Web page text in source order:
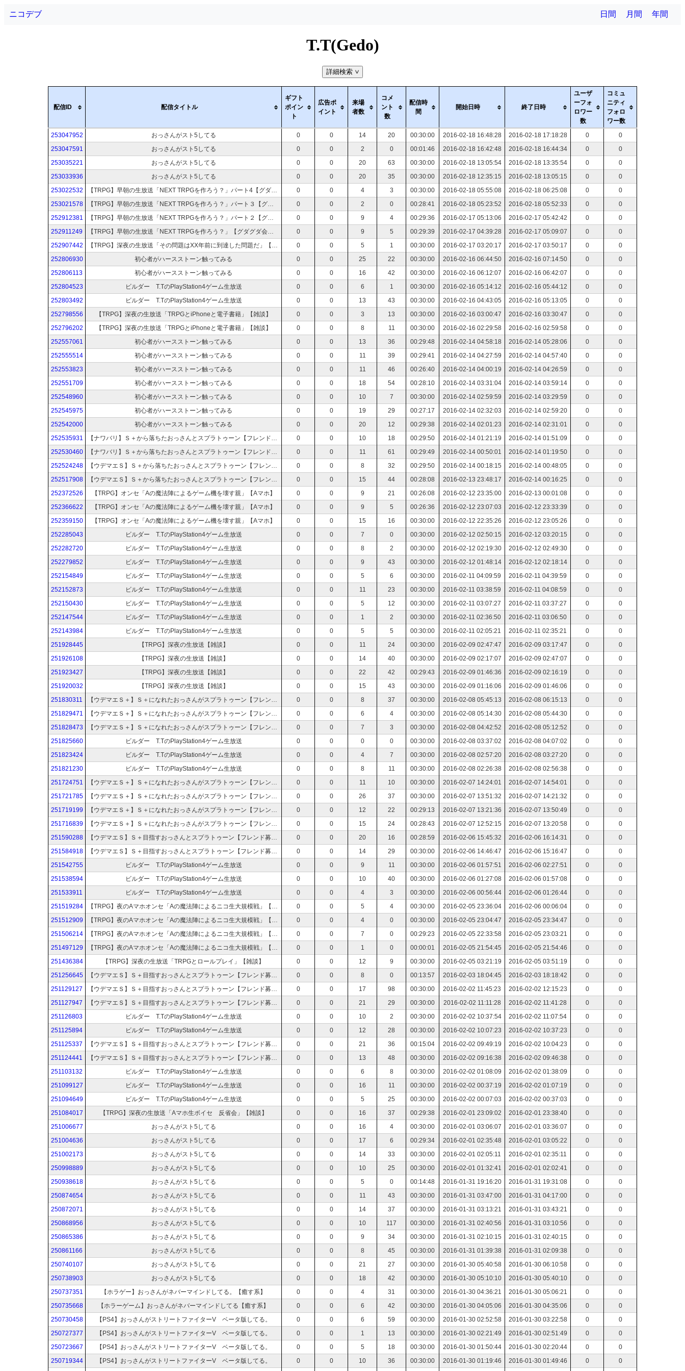
ニコデブ 日間 月間 年間
T.T(Gedo)
詳細検索 >
配信ID 配信タイトル
ギフト
ポイン
ト
広告ポ
イント
来場
者数
コメ
ント
数
配信時
間
開始日時 終了日時
ユーザ
ーフォ
ロワー
数
コミュ
ニティ
フォロ
ワー数
253047952
おっさんがスト5してる 0 0 14 20 00:30:00 2016-02-18 16:48:28 2016-02-18 17:18:28 0
0
253047591
おっさんがスト5してる 0 0 2 0 00:01:46 2016-02-18 16:42:48 2016-02-18 16:44:34 0
0
253035221
おっさんがスト5してる 0 0 20 63 00:30:00 2016-02-18 13:05:54 2016-02-18 13:35:54 0
0
253033936
おっさんがスト5してる 0 0 20 35 00:30:00 2016-02-18 12:35:15 2016-02-18 13:05:15 0
0
253022532
【TRPG】早朝の生放送「NEXT TRPGを作ろう？」パート4【グダグダ会議】 0 0 4 3 00:30:00 2016-02-18 05:55:08 2016-02-18 06:25:08 0
0
253021578
【TRPG】早朝の生放送「NEXT TRPGを作ろう？」パート３【グダグダ会議】 0 0 2 0 00:28:41 2016-02-18 05:23:52 2016-02-18 05:52:33 0
0
252912381
【TRPG】早朝の生放送「NEXT TRPGを作ろう？」パート２【グダグダ会議】 0 0 9 4 00:29:36 2016-02-17 05:13:06 2016-02-17 05:42:42 0
0
252911249
【TRPG】早朝の生放送「NEXT TRPGを作ろう？」【グダグダ会議】 0 0 9 5 00:29:39 2016-02-17 04:39:28 2016-02-17 05:09:07 0
0
252907442
【TRPG】深夜の生放送「その問題はXX年前に到達した問題だ」【雑談】 0 0 5 1 00:30:00 2016-02-17 03:20:17 2016-02-17 03:50:17 0
0
252806930
初心者がハースストーン触ってみる 0 0 25 22 00:30:00 2016-02-16 06:44:50 2016-02-16 07:14:50 0
0
252806113
初心者がハースストーン触ってみる 0 0 16 42 00:30:00 2016-02-16 06:12:07 2016-02-16 06:42:07 0
0
252804523
ビルダー T.TのPlayStation4ゲーム生放送 0 0 6 1 00:30:00 2016-02-16 05:14:12 2016-02-16 05:44:12 0
0
252803492
ビルダー T.TのPlayStation4ゲーム生放送 0 0 13 43 00:30:00 2016-02-16 04:43:05 2016-02-16 05:13:05 0
0
252798556
【TRPG】深夜の生放送「TRPGとiPhoneと電子書籍」【雑談】 0 0 3 13 00:30:00 2016-02-16 03:00:47 2016-02-16 03:30:47 0
0
252796202
【TRPG】深夜の生放送「TRPGとiPhoneと電子書籍」【雑談】 0 0 8 11 00:30:00 2016-02-16 02:29:58 2016-02-16 02:59:58 0
0
252557061
初心者がハースストーン触ってみる 0 0 13 36 00:29:48 2016-02-14 04:58:18 2016-02-14 05:28:06 0
0
252555514
初心者がハースストーン触ってみる 0 0 11 39 00:29:41 2016-02-14 04:27:59 2016-02-14 04:57:40 0
0
252553823
初心者がハースストーン触ってみる 0 0 11 46 00:26:40 2016-02-14 04:00:19 2016-02-14 04:26:59 0
0
252551709
初心者がハースストーン触ってみる 0 0 18 54 00:28:10 2016-02-14 03:31:04 2016-02-14 03:59:14 0
0
252548960
初心者がハースストーン触ってみる 0 0 10 7 00:30:00 2016-02-14 02:59:59 2016-02-14 03:29:59 0
0
252545975
初心者がハースストーン触ってみる 0 0 19 29 00:27:17 2016-02-14 02:32:03 2016-02-14 02:59:20 0
0
252542000
初心者がハースストーン触ってみる 0 0 20 12 00:29:38 2016-02-14 02:01:23 2016-02-14 02:31:01 0
0
252535931
【ナワバリ】Ｓ＋から落ちたおっさんとスプラトゥーン【フレンド募集】 0 0 10 18 00:29:50 2016-02-14 01:21:19 2016-02-14 01:51:09 0
0
252530460
【ナワバリ】Ｓ＋から落ちたおっさんとスプラトゥーン【フレンド募集】 0 0 11 61 00:29:49 2016-02-14 00:50:01 2016-02-14 01:19:50 0
0
252524248
【ウデマエＳ】Ｓ＋から落ちたおっさんとスプラトゥーン【フレンド募集】 0 0 8 32 00:29:50 2016-02-14 00:18:15 2016-02-14 00:48:05 0
0
252517908
【ウデマエＳ】Ｓ＋から落ちたおっさんとスプラトゥーン【フレンド募集】 0 0 15 44 00:28:08 2016-02-13 23:48:17 2016-02-14 00:16:25 0
0
252372526
【TRPG】オンセ「Aの魔法陣によるゲーム機を壊す親」【Aマホ】 0 0 9 21 00:26:08 2016-02-12 23:35:00 2016-02-13 00:01:08 0
0
252366622
【TRPG】オンセ「Aの魔法陣によるゲーム機を壊す親」【Aマホ】 0 0 9 5 00:26:36 2016-02-12 23:07:03 2016-02-12 23:33:39 0
0
252359150
【TRPG】オンセ「Aの魔法陣によるゲーム機を壊す親」【Aマホ】 0 0 15 16 00:30:00 2016-02-12 22:35:26 2016-02-12 23:05:26 0
0
252285043
ビルダー T.TのPlayStation4ゲーム生放送 0 0 7 0 00:30:00 2016-02-12 02:50:15 2016-02-12 03:20:15 0
0
252282720
ビルダー T.TのPlayStation4ゲーム生放送 0 0 8 2 00:30:00 2016-02-12 02:19:30 2016-02-12 02:49:30 0
0
252279852
ビルダー T.TのPlayStation4ゲーム生放送 0 0 9 43 00:30:00 2016-02-12 01:48:14 2016-02-12 02:18:14 0
0
252154849
ビルダー T.TのPlayStation4ゲーム生放送 0 0 5 6 00:30:00 2016-02-11 04:09:59 2016-02-11 04:39:59 0
0
252152873
ビルダー T.TのPlayStation4ゲーム生放送 0 0 11 23 00:30:00 2016-02-11 03:38:59 2016-02-11 04:08:59 0
0
252150430
ビルダー T.TのPlayStation4ゲーム生放送 0 0 5 12 00:30:00 2016-02-11 03:07:27 2016-02-11 03:37:27 0
0
252147544
ビルダー T.TのPlayStation4ゲーム生放送 0 0 1 2 00:30:00 2016-02-11 02:36:50 2016-02-11 03:06:50 0
0
252143984
ビルダー T.TのPlayStation4ゲーム生放送 0 0 5 5 00:30:00 2016-02-11 02:05:21 2016-02-11 02:35:21 0
0
251928445
【TRPG】深夜の生放送【雑談】 0 0 11 24 00:30:00 2016-02-09 02:47:47 2016-02-09 03:17:47 0
0
251926108
【TRPG】深夜の生放送【雑談】 0 0 14 40 00:30:00 2016-02-09 02:17:07 2016-02-09 02:47:07 0
0
251923427
【TRPG】深夜の生放送【雑談】 0 0 22 42 00:29:43 2016-02-09 01:46:36 2016-02-09 02:16:19 0
0
251920032
【TRPG】深夜の生放送【雑談】 0 0 15 43 00:30:00 2016-02-09 01:16:06 2016-02-09 01:46:06 0
0
251830311
【ウデマエＳ＋】Ｓ＋になれたおっさんがスプラトゥーン【フレンド募集】 0 0 8 37 00:30:00 2016-02-08 05:45:13 2016-02-08 06:15:13 0
0
251829471
【ウデマエＳ＋】Ｓ＋になれたおっさんがスプラトゥーン【フレンド募集】 0 0 6 4 00:30:00 2016-02-08 05:14:30 2016-02-08 05:44:30 0
0
251828473
【ウデマエＳ＋】Ｓ＋になれたおっさんがスプラトゥーン【フレンド募集】 0 0 7 3 00:30:00 2016-02-08 04:42:52 2016-02-08 05:12:52 0
0
251825660
ビルダー T.TのPlayStation4ゲーム生放送 0 0 0 0 00:30:00 2016-02-08 03:37:02 2016-02-08 04:07:02 0
0
251823424
ビルダー T.TのPlayStation4ゲーム生放送 0 0 4 7 00:30:00 2016-02-08 02:57:20 2016-02-08 03:27:20 0
0
251821230
ビルダー T.TのPlayStation4ゲーム生放送 0 0 8 11 00:30:00 2016-02-08 02:26:38 2016-02-08 02:56:38 0
0
251724751
【ウデマエＳ＋】Ｓ＋になれたおっさんがスプラトゥーン【フレンド募集】 0 0 11 10 00:30:00 2016-02-07 14:24:01 2016-02-07 14:54:01 0
0
251721785
【ウデマエＳ＋】Ｓ＋になれたおっさんがスプラトゥーン【フレンド募集】 0 0 26 37 00:30:00 2016-02-07 13:51:32 2016-02-07 14:21:32 0
0
251719199
【ウデマエＳ＋】Ｓ＋になれたおっさんがスプラトゥーン【フレンド募集】 0 0 12 22 00:29:13 2016-02-07 13:21:36 2016-02-07 13:50:49 0
0
251716839
【ウデマエＳ＋】Ｓ＋になれたおっさんがスプラトゥーン【フレンド募集】 0 0 15 24 00:28:43 2016-02-07 12:52:15 2016-02-07 13:20:58 0
0
251590288
【ウデマエＳ】Ｓ＋目指すおっさんとスプラトゥーン【フレンド募集】 0 0 20 16 00:28:59 2016-02-06 15:45:32 2016-02-06 16:14:31 0
0
251584918
【ウデマエＳ】Ｓ＋目指すおっさんとスプラトゥーン【フレンド募集】 0 0 14 29 00:30:00 2016-02-06 14:46:47 2016-02-06 15:16:47 0
0
251542755
ビルダー T.TのPlayStation4ゲーム生放送 0 0 9 11 00:30:00 2016-02-06 01:57:51 2016-02-06 02:27:51 0
0
251538594
ビルダー T.TのPlayStation4ゲーム生放送 0 0 10 40 00:30:00 2016-02-06 01:27:08 2016-02-06 01:57:08 0
0
251533911
ビルダー T.TのPlayStation4ゲーム生放送 0 0 4 3 00:30:00 2016-02-06 00:56:44 2016-02-06 01:26:44 0
0
251519284
【TRPG】夜のAマホオンセ「Aの魔法陣によるニコ生大規模戦」【遊んでみた】 0 0 5 4 00:30:00 2016-02-05 23:36:04 2016-02-06 00:06:04 0
0
251512909
【TRPG】夜のAマホオンセ「Aの魔法陣によるニコ生大規模戦」【遊んでみた】 0 0 4 0 00:30:00 2016-02-05 23:04:47 2016-02-05 23:34:47 0
0
251506214
【TRPG】夜のAマホオンセ「Aの魔法陣によるニコ生大規模戦」【遊んでみた】 0 0 7 0 00:29:23 2016-02-05 22:33:58 2016-02-05 23:03:21 0
0
251497129
【TRPG】夜のAマホオンセ「Aの魔法陣によるニコ生大規模戦」【遊んでみた】 0 0 1 0 00:00:01 2016-02-05 21:54:45 2016-02-05 21:54:46 0
0
251436384
【TRPG】深夜の生放送「TRPGとロールプレイ」【雑談】 0 0 12 9 00:30:00 2016-02-05 03:21:19 2016-02-05 03:51:19 0
0
251256645
【ウデマエＳ】Ｓ＋目指すおっさんとスプラトゥーン【フレンド募集】 0 0 8 0 00:13:57 2016-02-03 18:04:45 2016-02-03 18:18:42 0
0
251129127
【ウデマエＳ】Ｓ＋目指すおっさんとスプラトゥーン【フレンド募集】 0 0 17 98 00:30:00 2016-02-02 11:45:23 2016-02-02 12:15:23 0
0
251127947
【ウデマエＳ】Ｓ＋目指すおっさんとスプラトゥーン【フレンド募集】 0 0 21 29 00:30:00 2016-02-02 11:11:28 2016-02-02 11:41:28 0
0
251126803
ビルダー T.TのPlayStation4ゲーム生放送 0 0 10 2 00:30:00 2016-02-02 10:37:54 2016-02-02 11:07:54 0
0
251125894
ビルダー T.TのPlayStation4ゲーム生放送 0 0 12 28 00:30:00 2016-02-02 10:07:23 2016-02-02 10:37:23 0
0
251125337
【ウデマエＳ】Ｓ＋目指すおっさんとスプラトゥーン【フレンド募集】 0 0 21 36 00:15:04 2016-02-02 09:49:19 2016-02-02 10:04:23 0
0
251124441
【ウデマエＳ】Ｓ＋目指すおっさんとスプラトゥーン【フレンド募集】 0 0 13 48 00:30:00 2016-02-02 09:16:38 2016-02-02 09:46:38 0
0
251103132
ビルダー T.TのPlayStation4ゲーム生放送 0 0 6 8 00:30:00 2016-02-02 01:08:09 2016-02-02 01:38:09 0
0
251099127
ビルダー T.TのPlayStation4ゲーム生放送 0 0 16 11 00:30:00 2016-02-02 00:37:19 2016-02-02 01:07:19 0
0
251094649
ビルダー T.TのPlayStation4ゲーム生放送 0 0 5 25 00:30:00 2016-02-02 00:07:03 2016-02-02 00:37:03 0
0
251084017
【TRPG】深夜の生放送「Aマホ生ボイセ 反省会」【雑談】 0 0 16 37 00:29:38 2016-02-01 23:09:02 2016-02-01 23:38:40 0
0
251006677
おっさんがスト5してる 0 0 16 4 00:30:00 2016-02-01 03:06:07 2016-02-01 03:36:07 0
0
251004636
おっさんがスト5してる 0 0 17 6 00:29:34 2016-02-01 02:35:48 2016-02-01 03:05:22 0
0
251002173
おっさんがスト5してる 0 0 14 33 00:30:00 2016-02-01 02:05:11 2016-02-01 02:35:11 0
0
250998889
おっさんがスト5してる 0 0 10 25 00:30:00 2016-02-01 01:32:41 2016-02-01 02:02:41 0
0
250938618
おっさんがスト5してる 0 0 5 0 00:14:48 2016-01-31 19:16:20 2016-01-31 19:31:08 0
0
250874654
おっさんがスト5してる 0 0 11 43 00:30:00 2016-01-31 03:47:00 2016-01-31 04:17:00 0
0
250872071
おっさんがスト5してる 0 0 14 37 00:30:00 2016-01-31 03:13:21 2016-01-31 03:43:21 0
0
250868956
おっさんがスト5してる 0 0 10 117 00:30:00 2016-01-31 02:40:56 2016-01-31 03:10:56 0
0
250865386
おっさんがスト5してる 0 0 9 34 00:30:00 2016-01-31 02:10:15 2016-01-31 02:40:15 0
0
250861166
おっさんがスト5してる 0 0 8 45 00:30:00 2016-01-31 01:39:38 2016-01-31 02:09:38 0
0
250740107
おっさんがスト5してる 0 0 21 27 00:30:00 2016-01-30 05:40:58 2016-01-30 06:10:58 0
0
250738903
おっさんがスト5してる 0 0 18 42 00:30:00 2016-01-30 05:10:10 2016-01-30 05:40:10 0
0
250737351
【ホラゲー】おっさんがネバーマインドしてる。【癒す系】 0 0 4 31 00:30:00 2016-01-30 04:36:21 2016-01-30 05:06:21 0
0
250735668
【ホラーゲーム】おっさんがネバーマインドしてる【癒す系】 0 0 6 42 00:30:00 2016-01-30 04:05:06 2016-01-30 04:35:06 0
0
250730458
【PS4】おっさんがストリートファイターV ベータ版してる。 0 0 6 59 00:30:00 2016-01-30 02:52:58 2016-01-30 03:22:58 0
0
250727377
【PS4】おっさんがストリートファイターV ベータ版してる。 0 0 1 13 00:30:00 2016-01-30 02:21:49 2016-01-30 02:51:49 0
0
250723667
【PS4】おっさんがストリートファイターV ベータ版してる。 0 0 5 18 00:30:00 2016-01-30 01:50:44 2016-01-30 02:20:44 0
0
250719344
【PS4】おっさんがストリートファイターV ベータ版してる。 0 0 10 36 00:30:00 2016-01-30 01:19:46 2016-01-30 01:49:46 0
0